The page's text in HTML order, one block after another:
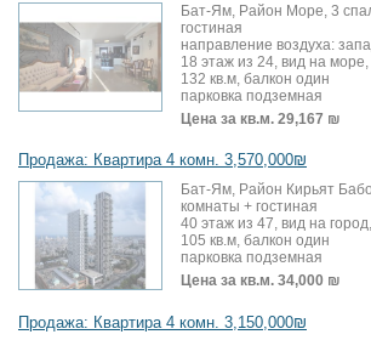
Бат-Ям, Район Море, 3
гостиная
направление воздуха:
18 этаж из 24, вид на
132 кв.м, балкон один
парковка подземная
Цена за кв.м. 29,167 ₪
Продажа: Квартира 4 комн. 3,570,000₪
Бат-Ям, Район Кирьят
комнаты + гостиная
40 этаж из 47, вид на
105 кв.м, балкон один
парковка подземная
Цена за кв.м. 34,000 ₪
Продажа: Квартира 4 комн. 3,150,000₪